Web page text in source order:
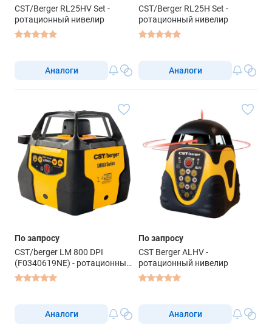
CST/Berger RL25HV Set -
ротационный нивелир
Аналоги
CST/Berger RL25H Set -
ротационный нивелир
Аналоги
По запросу
CST/berger LM 800 DPI
(F0340619NE) - ротационный
нивелир
Аналоги
По запросу
CST Berger ALHV -
ротационный нивелир
Аналоги